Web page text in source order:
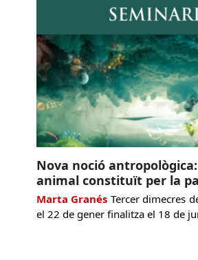
Nova noció
animal constituït per la
Marta Granés Tercer dimecres
el 22 de gener finalitza el 18 de